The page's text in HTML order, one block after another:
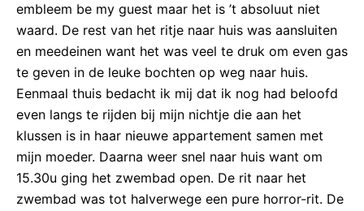
embleem be my guest maar het is ’t absoluut niet
waard. De rest van het ritje naar huis was aansluiten
en meedeinen want het was veel te druk om even gas
te geven in de leuke bochten op weg naar huis.
Eenmaal thuis bedacht ik mij dat ik nog had beloofd
even langs te rijden bij mijn nichtje die aan het
klussen is in haar nieuwe appartement samen met
mijn moeder. Daarna weer snel naar huis want om
15.30u ging het zwembad open. De rit naar het
zwembad was tot halverwege een pure horror-rit. De